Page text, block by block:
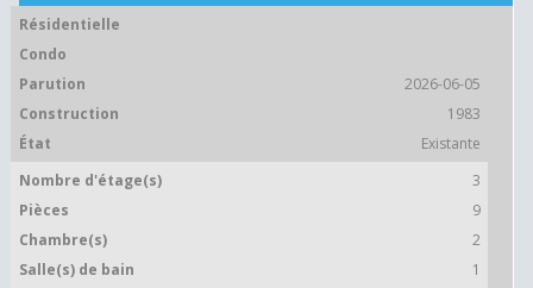
Résidentielle
Condo
Parution
2026-06-05
Construction
1983
État
Existante
Nombre d'étage(s)
3
Pièces
9
Chambre(s)
2
Salle(s) de bain
1